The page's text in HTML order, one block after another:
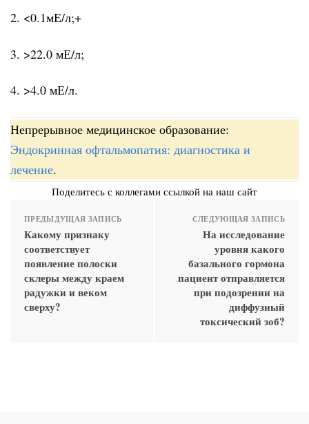
2. <0.1мЕ/л;+
3. >22.0 мЕ/л;
4. >4.0 мЕ/л.
Непрерывное медицинское образование:
Эндокринная офтальмопатия: диагностика и
лечение.
Поделитесь с коллегами ссылкой на наш сайт
ПРЕДЫДУЩАЯ ЗАПИСЬ
Какому признаку
соответствует
появление полоски
склеры между краем
радужки и веком
сверху?
СЛЕДУЮЩАЯ ЗАПИСЬ
На исследование
уровня какого
базального гормона
пациент отправляется
при подозрении на
диффузный
токсический зоб?